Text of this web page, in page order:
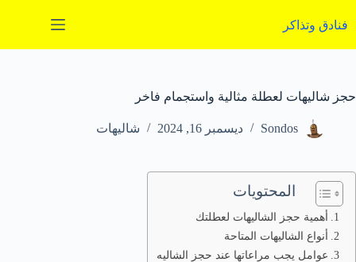
إلى
المحتوى
فنادق وتذاكر
حجز شاليهات لعطلة مثالية واستجمام فاخر
Sondos ديسمبر 16, 2024 شاليهات
المحتويات
أهمية حجز الشاليهات لعطلتك
أنواع الشاليهات المتاحة
عوامل يجب مراعاتها عند حجز الشاليه